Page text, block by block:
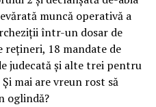
muncă operativă a
într-un dosar de
rețineri, 18 mandate de
judecată și alte trei pentru
mai are vreun rost să
oglindă?